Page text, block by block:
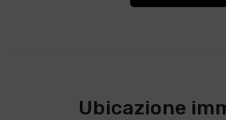
Ubicazione